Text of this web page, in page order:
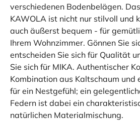
verschiedenen Bodenbelägen.
KAWOLA ist nicht nur stilvoll und
auch äußerst bequem - für
Ihrem Wohnzimmer. Gönnen Sie
entscheiden Sie sich für Qualität
Sie sich für MIKA. Authentischer
Kombination aus Kaltschaum und
für ein Nestgefühl; ein
Federn ist dabei ein
natürlichen Materialmischung.